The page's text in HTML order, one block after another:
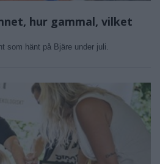
hur gammal, vilket
som hänt på Bjäre under juli.